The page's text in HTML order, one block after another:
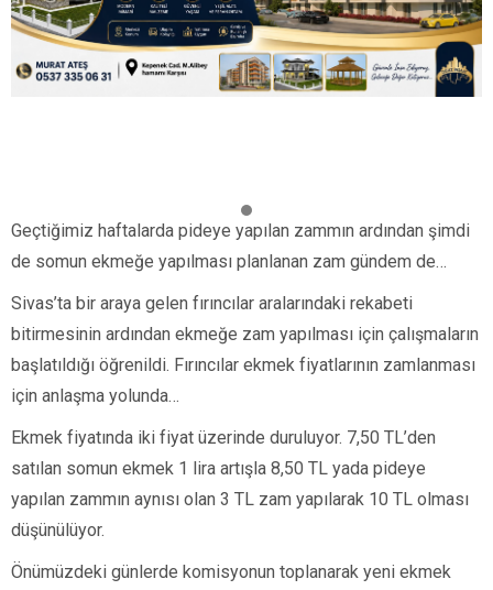
Geçtiğimiz haftalarda pideye yapılan zammın ardından şimdi
de somun ekmeğe yapılması planlanan zam gündem de…
Sivas’ta bir araya gelen fırıncılar aralarındaki rekabeti
bitirmesinin ardından ekmeğe zam yapılması için çalışmaların
başlatıldığı öğrenildi. Fırıncılar ekmek fiyatlarının zamlanması
için anlaşma yolunda…
Ekmek fiyatında iki fiyat üzerinde duruluyor. 7,50 TL’den
satılan somun ekmek 1 lira artışla 8,50 TL yada pideye
yapılan zammın aynısı olan 3 TL zam yapılarak 10 TL olması
düşünülüyor.
Önümüzdeki günlerde komisyonun toplanarak yeni ekmek